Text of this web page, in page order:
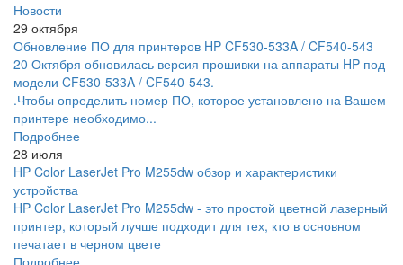
Новости
29 октября
Обновление ПО для принтеров HP CF530-533A / CF540-543
20 Октября обновилась версия прошивки на аппараты HP под
модели CF530-533A / CF540-543.
.Чтобы определить номер ПО, которое установлено на Вашем
принтере необходимо...
Подробнее
28 июля
HP Color LaserJet Pro M255dw обзор и характеристики
устройства
HP Color LaserJet Pro M255dw - это простой цветной лазерный
принтер, который лучше подходит для тех, кто в основном
печатает в черном цвете